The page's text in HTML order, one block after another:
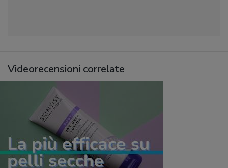
Videorecensioni correlate